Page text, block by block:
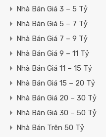
Nhà Bán Giá 3 – 5 Tỷ
Nhà Bán Giá 5 – 7 Tỷ
Nhà Bán Giá 7 – 9 Tỷ
Nhà Bán Giá 9 – 11 Tỷ
Nhà Bán Giá 11 – 15 Tỷ
Nhà Bán Giá 15 – 20 Tỷ
Nhà Bán Giá 20 – 30 Tỷ
Nhà Bán Giá 30 – 50 Tỷ
Nhà Bán Trên 50 Tỷ